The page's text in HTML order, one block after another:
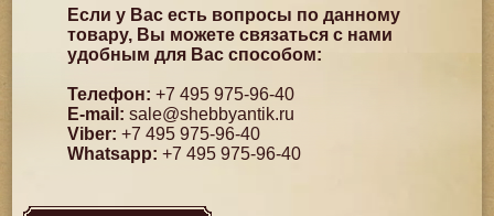
Если у Вас есть вопросы по данному
товару, Вы можете связаться с нами
удобным для Вас способом:
Телефон: +7 495 975-96-40
E-mail: sale@shebbyantik.ru
Viber: +7 495 975-96-40
Whatsapp: +7 495 975-96-40